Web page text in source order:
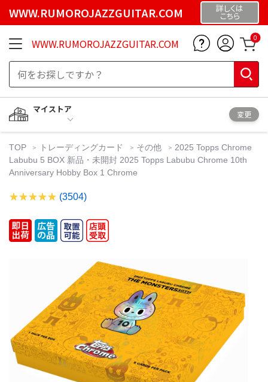
WWW.RUMOROJAZZGUITAR.COM 詳しくは
こちら
WWW.RUMOROJAZZGUITAR.COM 0
マイストア
変更
TOP トレーディングカード その他
2025 Topps Chrome
Labubu 5 BOX 新品・未開封 2025 Topps Labubu Chrome 10th
Anniversary Hobby Box 1 Chrome
(3504)